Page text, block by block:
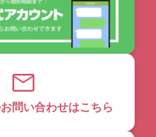
問い合わせはこちら